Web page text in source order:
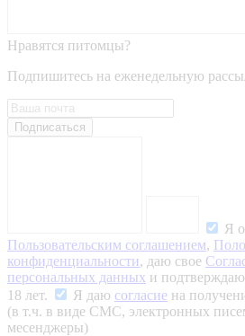
Нравятся питомцы?
Подпишитесь на еженедельную
Подписаться
Я
Пользовательским соглашением,
конфиденциальности, даю свое
персональных данных и
18 лет.
Я даю согласие на
(в т.ч. в виде СМС, электронных
месенджеры)